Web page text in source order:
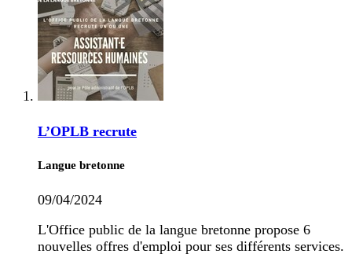
L’OPLB recrute
Langue bretonne
09/04/2024
L'Office public de la langue bretonne propose 6
nouvelles offres d'emploi pour ses différents services.